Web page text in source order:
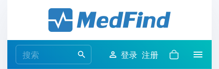
e
登录 注册